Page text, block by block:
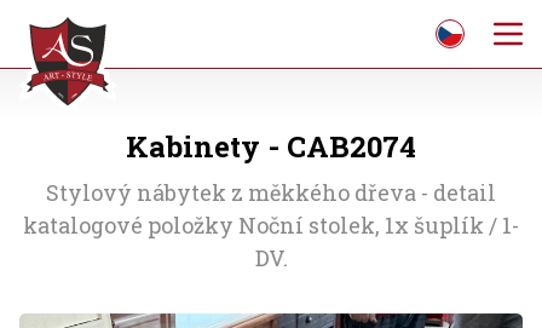
Kabinety - CAB2074
Stylový nábytek z měkkého dřeva - detail
katalogové položky Noční stolek, 1x šuplík / 1-
DV.